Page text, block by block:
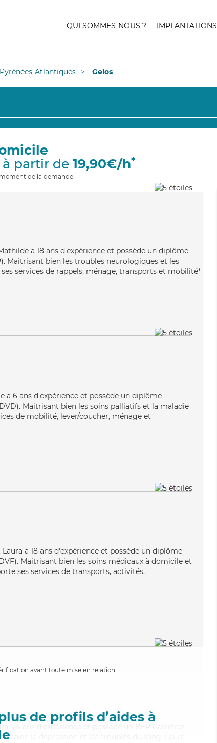
QUI SOMMES-NOUS ? IMPLANTATIONS
Pyrénées-Atlantiques Gelos
partir de 19,90€/h*
de la demande
a 18 ans d'expérience et possède un diplôme
Maitrisant bien les troubles neurologiques et les
services de rappels, ménage, transports et mobilité*
a 6 ans d'expérience et possède un diplôme
Maitrisant bien les soins palliatifs et la maladie
de mobilité, lever/coucher, ménage et
a 18 ans d'expérience et possède un diplôme
Maitrisant bien les soins médicaux à domicile et
ses services de transports, activités,
avant toute mise en relation
de profils d’aides à
a 5 ans d'expérience et possède un BEP Carrières
bien la dépression et les troubles du sang, Laura